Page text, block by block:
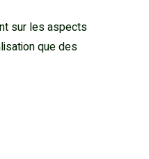
sur les aspects
que des